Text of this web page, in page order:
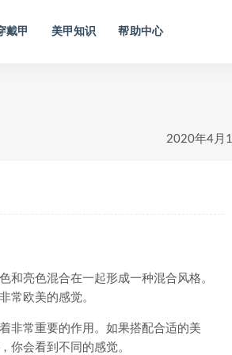
戴甲 美甲知识 帮助中心
2020年4月
亮色混合在一起形成一种混合风格。
常欧美的感觉。
常重要的作用。如果搭配合适的美
你会看到不同的感觉。